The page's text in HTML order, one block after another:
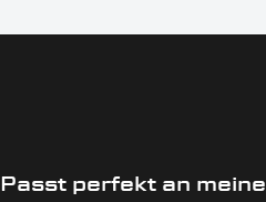
Passt perfekt an meine